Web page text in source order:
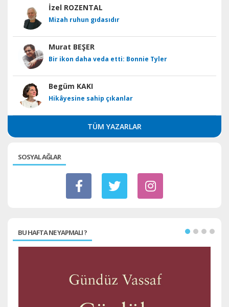
İzel ROZENTAL
Mizah ruhun gıdasıdır
Murat BEŞER
Bir ikon daha veda etti: Bonnie Tyler
Begüm KAKI
Hikâyesine sahip çıkanlar
TÜM YAZARLAR
SOSYAL AĞLAR
BU HAFTA NE YAPMALI ?